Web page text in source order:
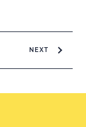
NEXT